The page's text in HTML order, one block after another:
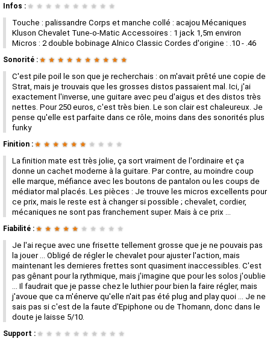
Infos : ★ ★ ★ ★ ★ ★ ★ ★ ★ ★
Touche : palissandre Corps et manche collé : acajou Mécaniques
Kluson Chevalet Tune-o-Matic Accessoires : 1 jack 1,5m environ
Micros : 2 double bobinage Alnico Classic Cordes d'origine : .10 - .46
Sonorité : ★ ★ ★ ★ ★ ★ ★ ★ ★ ★
C'est pile poil le son que je recherchais : on m'avait prêté une copie de
Strat, mais je trouvais que les grosses distos passaient mal. Ici, j'ai
exactement l'inverse, une guitare avec peu d'aigus et des distos très
nettes. Pour 250 euros, c'est très bien. Le son clair est chaleureux. Je
pense qu'elle est parfaite dans ce rôle, moins dans des sonorités plus
funky
Finition : ★ ★ ★ ★ ★ ★ ★ ★ ★ ★
La finition mate est très jolie, ça sort vraiment de l'ordinaire et ça
donne un cachet moderne à la guitare. Par contre, au moindre coup
elle marque, méfiance avec les boutons de pantalon ou les coups de
médiator mal placés. Les pièces : Je trouve les micros excellents pour
ce prix, mais le reste est à changer si possible ; chevalet, cordier,
mécaniques ne sont pas franchement super. Mais à ce prix ...
Fiabilité : ★ ★ ★ ★ ★ ★ ★ ★ ★ ★
Je l'ai reçue avec une frisette tellement grosse que je ne pouvais pas
la jouer ... Obligé de régler le chevalet pour ajuster l'action, mais
maintenant les dernieres frettes sont quasiment inaccessibles. C'est
pas gênant pour la rythmique, mais j'imagine que pour les solos j'oublie
... Il faudrait que je passe chez le luthier pour bien la faire régler, mais
j'avoue que ca m'énerve qu'elle n'ait pas été plug and play quoi ... Je ne
sais pas si c'est de la faute d'Epiphone ou de Thomann, donc dans le
doute je laisse 5/10.
Support : ★ ★ ★ ★ ★ ★ ★ ★ ★ ★